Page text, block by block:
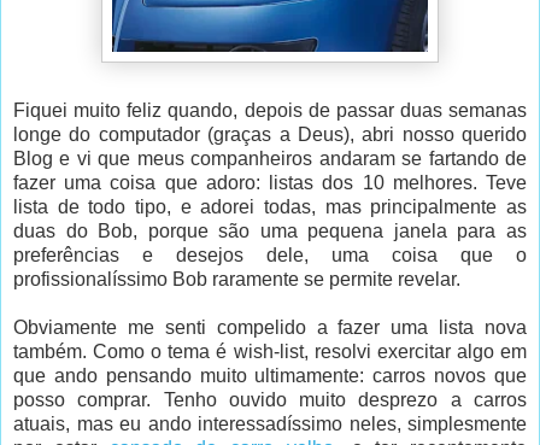
Fiquei muito feliz quando, depois de passar duas semanas
longe do computador (graças a Deus), abri nosso querido
Blog e vi que meus companheiros andaram se fartando de
fazer uma coisa que adoro: listas dos 10 melhores. Teve
lista de todo tipo, e adorei todas, mas principalmente as
duas do Bob, porque são uma pequena janela para as
preferências e desejos dele, uma coisa que o
profissionalíssimo Bob raramente se permite revelar.
Obviamente me senti compelido a fazer uma lista nova
também. Como o tema é wish-list, resolvi exercitar algo em
que ando pensando muito ultimamente: carros novos que
posso comprar. Tenho ouvido muito desprezo a carros
atuais, mas eu ando interessadíssimo neles, simplesmente